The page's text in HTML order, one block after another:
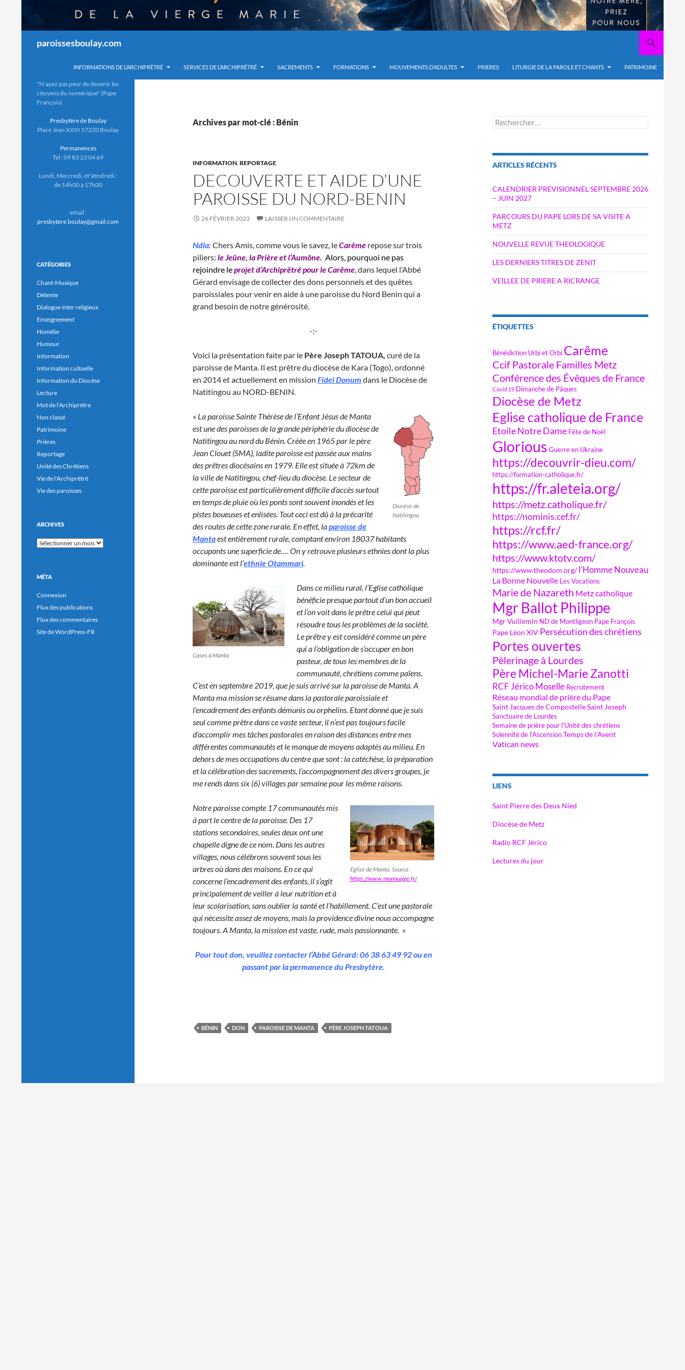
paroissesboulay.com
INFORMATIONS DE L’ARCHIPRÊTRÉ SERVICES DE L’ARCHIPRÊTRÉ SACREMENTS FORMATIONS MOUVEMENTS D’ADULTES PRIERES LITURGIE DE LA PAROLE ET CHANTS PATRIMOINE
Archives par mot-clé : Bénin
INFORMATION,REPORTAGE
DECOUVERTE ET AIDE D’UNE
PAROISSE DU NORD-BENIN
26 FÉVRIER 2023 LAISSER UN COMMENTAIRE
Ndla:Chers Amis, comme vous le savez, leCarême repose sur trois
piliers: le Jeûne, la Prière et l’Aumône. Alors, pourquoi ne pas
rejoindre leprojet d’Archiprêtré pour le Carême, dans lequel l’Abbé
Gérard envisage de collecter des dons personnels et des quêtes
paroissiales pour venir en aide à une paroisse du Nord Benin qui a
grand besoin de notre générosité.
-:-
Voici la présentation faite par le Père Joseph TATOUA, curé de la
paroisse de Manta. Il est prêtre du diocèse de Kara (Togo), ordonné
en 2014 et actuellement en mission Fidei Donum dans le Diocèse de
Natitingou au NORD-BENIN.
Diocèse de
Natitingou
« La paroisse Sainte Thérèse de l’Enfant Jésus de Manta
est une desparoisses de la grande périphérie du diocèse de
Natitingou au nord du Bénin. Créée en 1965 par le père
Jean Clouet (SMA), ladite paroisse est passée aux mains
des prêtres diocésains en 1979. Elle est située à 72km de
la ville de Natitingou, chef-lieu du diocèse. Lesecteur de
cette paroisse est particulièrement difficile d’accès surtout
en temps de pluie où les ponts sont souvent inondés et les
pistes boueuses et enlisées. Tout ceci est dû à la précarité
des routes de cette zone rurale. En effet, laparoisse de
Mantaest entièrement rurale, comptant environ 18037 habitants
occupants une superficie de…. On y retrouve plusieurs ethnies dont la plus
dominante est l’ethnie Otammari.
Cases à Manta
Dans ce milieu rural, l’Eglise catholique
bénéficiepresque partout d’un bon accueil
et l’on voit dans le prêtre celui quipeut
résoudre tous les problèmes de la société.
Le prêtre y est considéré comme un père
qui a l’obligation de s’occuper en bon
pasteur, de tous les membres de la
communauté, chrétiens comme païens.
C’est en septembre 2019, que je suis arrivé sur la paroisse de Manta. A
Manta ma mission se résume dans la pastorale paroissiale et
l’encadrement des enfants démunis ou orphelins. Etant donné que je suis
seul comme prêtre dans ce vaste secteur, il n’est pas toujours facile
d’accomplir mes tâches pastorales en raison des distancesentre mes
différentes communautés et le manque de moyens adaptés au milieu. En
dehors de mes occupations du centre que sont : la catéchèse, la préparation
et la célébration des sacrements, l’accompagnement des divers groupes, je
me rends dans six (6) villages par semaine pour les même raisons.
Eglise de Manta. Source
https://www.monnuage.fr/
Notre paroisse compte 17 communautés mis
à part le centre de la paroisse. Des 17
stationssecondaires, seules deux ont une
chapelle digne de ce nom. Dans les autres
villages, nous célébrons souvent sous les
arbres où dans des maisons. En ce qui
concerne l’encadrement des enfants, il s’agit
principalement de veiller à leur nutrition et à
leur scolarisation, sans oublier la santé et l’habillement. C’est une pastorale
qui nécessite assez de moyens, mais la providence divine nous accompagne
toujours. A Manta, la mission est vaste, rude, mais passionnante. »
Pour tout don, veuillez contacter l’Abbé Gérard: 06 38 63 49 92 ou en
passant par la permanence du Presbytère.
BÉNIN DON PAROISSE DE MANTA PÈRE JOSEPH TATOUA
Rechercher :
ARTICLES RÉCENTS
CALENDRIER PREVISIONNEL SEPTEMBRE 2026
– JUIN 2027
PARCOURS DU PAPE LORS DE SA VISITE A
METZ
NOUVELLE REVUE THEOLOGIQUE
LES DERNIERS TITRES DE ZENIT
VEILLEE DE PRIERE A RICRANGE
ÉTIQUETTES
Bénédiction Urbi et Orbi Carême
Ccif Pastorale Familles Metz
Conférence des Évêques de France
Covid 19 Dimanche de Pâques
Diocèse de Metz
Eglise catholique de France
Etoile Notre Dame Fête de Noël
Glorious Guerre en Ukraine
https://decouvrir-dieu.com/
https://formation-catholique.fr/
https://fr.aleteia.org/
https://metz.catholique.fr/
https://nominis.cef.fr/
https://rcf.fr/
https://www.aed-france.org/
https://www.ktotv.com/
https://www.theodom.org/ l'Homme Nouveau
La Bonne Nouvelle Les Vocations
Marie de Nazareth Metz catholique
Mgr Ballot Philippe
Mgr Vuillemin ND de Montligeon Pape François
Pape Léon XIV Persécution des chrétiens
Portes ouvertes
Pèlerinage à Lourdes
Père Michel-Marie Zanotti
RCF Jérico Moselle Recrutement
Réseau mondial de prière du Pape
Saint Jacques de CompostelleSaint Joseph
Sanctuaire de Lourdes
Semaine de prière pour l'Unité des chrétiens
Solennité de l'AscensionTemps de l'Avent
Vatican news
LIENS
Saint Pierre des Deux Nied
Diocèse de Metz
Radio RCF Jérico
Lectures du jour
"N'ayez pas peur de devenir les
citoyens du numérique" (Pape
François)
Presbytère de Boulay
Place Jean XXIII 57220 Boulay
Permanences
Tel : 09 83 23 04 69
Lundi, Mercredi, et Vendredi :
de 14h00 à 17h00
email :
presbytere.boulay@gmail.com
CATÉGORIES
Chant-Musique
Détente
Dialogue inter religieux
Enseignement
Homélie
Humour
Information
Information cultuelle
Information du Diocèse
Lecture
Mot de l'Archiprêtre
Non classé
Patrimoine
Prières
Reportage
Unité des Chrétiens
Vie de l'Archiprêtré
Vie des paroisses
ARCHIVES
Archives
MÉTA
Connexion
Flux des publications
Flux des commentaires
Site de WordPress-FR